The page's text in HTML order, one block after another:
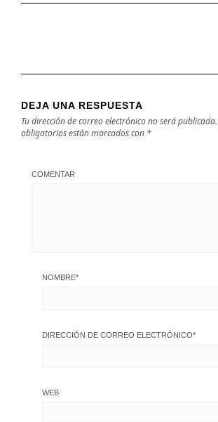
DEJA UNA RESPUESTA
Tu dirección de correo electrónico no será publicada.
obligatorios están marcados con *
COMENTAR
NOMBRE*
DIRECCIÓN DE CORREO ELECTRÓNICO*
WEB